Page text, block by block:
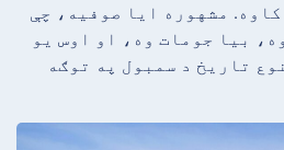
کاوه. مشهوره ایا صوفیه، چې
بیا جومات وه، او اوس یو
تاریخ د سمبول په توګه